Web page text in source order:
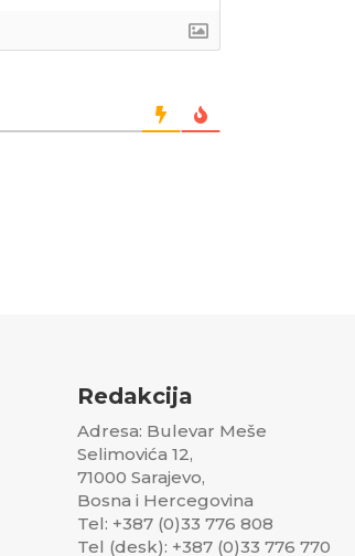
Redakcija
Adresa: Bulevar Meše
Selimovića 12,
71000 Sarajevo,
Bosna i Hercegovina
Tel: +387 (0)33 776 808
Tel (desk): +387 (0)33 776 770